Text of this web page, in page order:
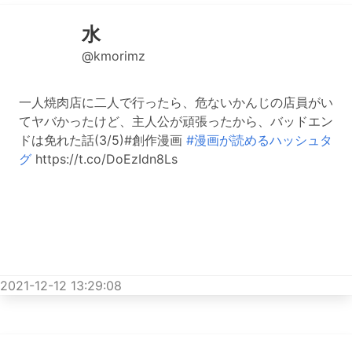
水
@kmorimz
一人焼肉店に二人で行ったら、危ないかんじの店員がい
てヤバかったけど、主人公が頑張ったから、バッドエン
ドは免れた話(3/5)#創作漫画 #漫画が読めるハッシュタ
グ https://t.co/DoEzIdn8Ls
2021-12-12 13:29:08